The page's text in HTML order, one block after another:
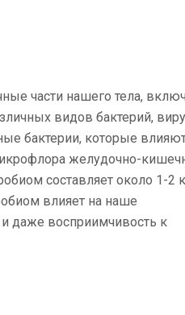
части нашего тела,
видов бактерий,
бактерии, которые
желудочно-
составляет около 1-2
влияет на наше
даже восприимчивость к